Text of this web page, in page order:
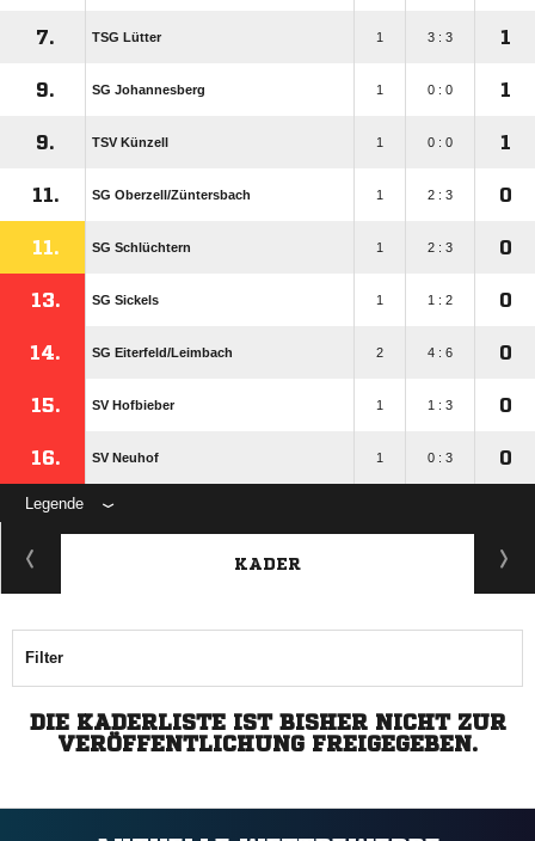
7. TSG Lütter 1 3 : 3 1
9. SG Johannesberg 1 0 : 0 1
9. TSV Künzell 1 0 : 0 1
11. SG Oberzell/​Züntersbach 1 2 : 3 0
11. SG Schlüchtern 1 2 : 3 0
13. SG Sickels 1 1 : 2 0
14. SG Eiterfeld/​Leimbach 2 4 : 6 0
15. SV Hofbieber 1 1 : 3 0
16. SV Neuhof 1 0 : 3 0
Legende
KADER
Filter
DIE KADERLISTE IST BISHER NICHT ZUR
VERÖFFENTLICHUNG FREIGEGEBEN.